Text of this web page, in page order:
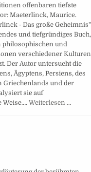
offenbaren tiefste
Maeterlinck, Maurice.
- Das große Geheimnis"
und tiefgründiges Buch,
philosophischen und
verschiedener Kulturen
Der Autor untersucht die
Ägyptens, Persiens, des
Griechenlands und der
sie auf
Weise.…Weiterlesen …